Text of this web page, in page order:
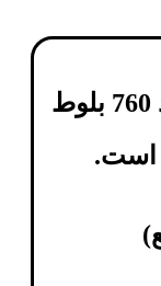
قیمت پارکت لمینت آرتا کد 760 بلوط
است.
)